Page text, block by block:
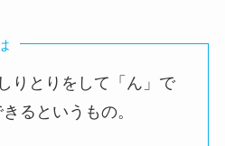
りとりをして「ん」で
るというもの。